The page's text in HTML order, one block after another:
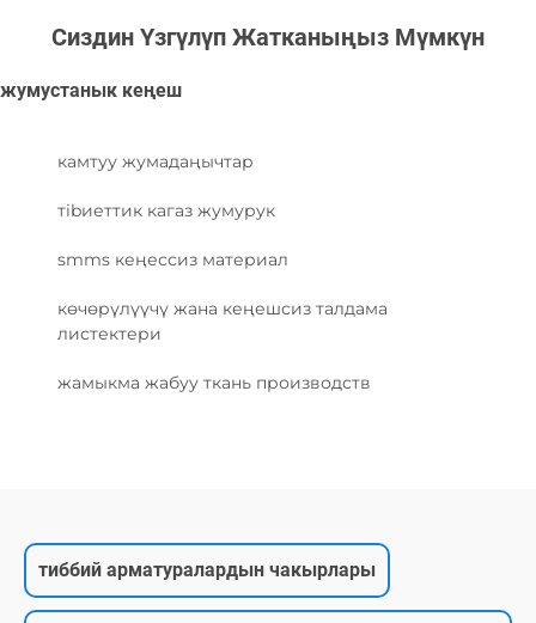
Сиздин Үзгүлүп Жатканыңыз Мүмкүн
жумустанык кеңеш
камтуу жумадаңычтар
тibиеттик кагаз жумурук
smms кеңессиз материал
көчөрүлүүчү жана кеңешсиз талдама
листектери
жамыкма жабуу ткань производств
тиббий арматуралардын чакырлары